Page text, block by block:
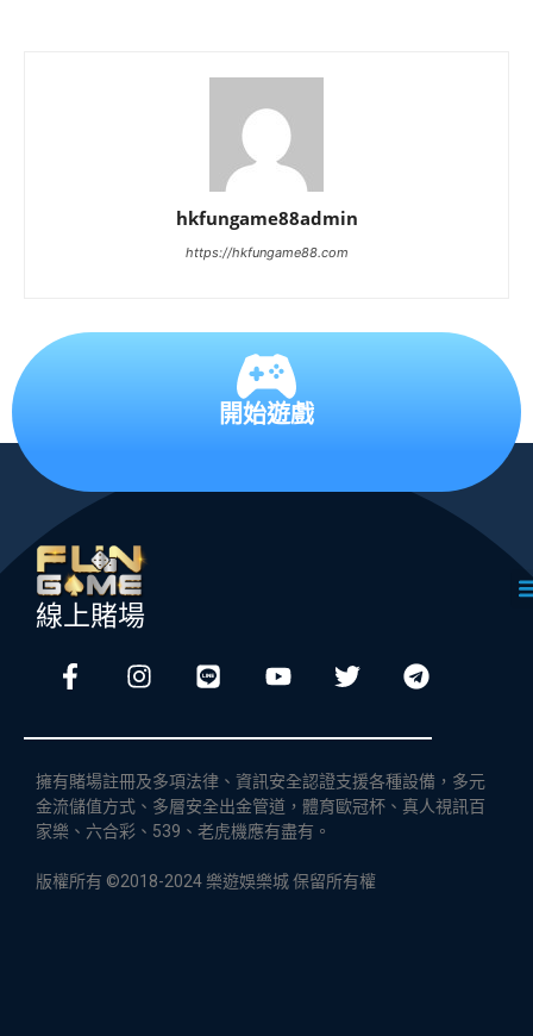
hkfungame88admin
https://hkfungame88.com
開始遊戲
線上賭場
擁有賭場註冊及多項法律、資訊安全認證支援各種設備，多元
金流儲值方式、多層安全出金管道，體育歐冠杯、真人視訊百
家樂、六合彩、539、老虎機應有盡有。
版權所有 ©2018-2024 樂遊娛樂城 保留所有權